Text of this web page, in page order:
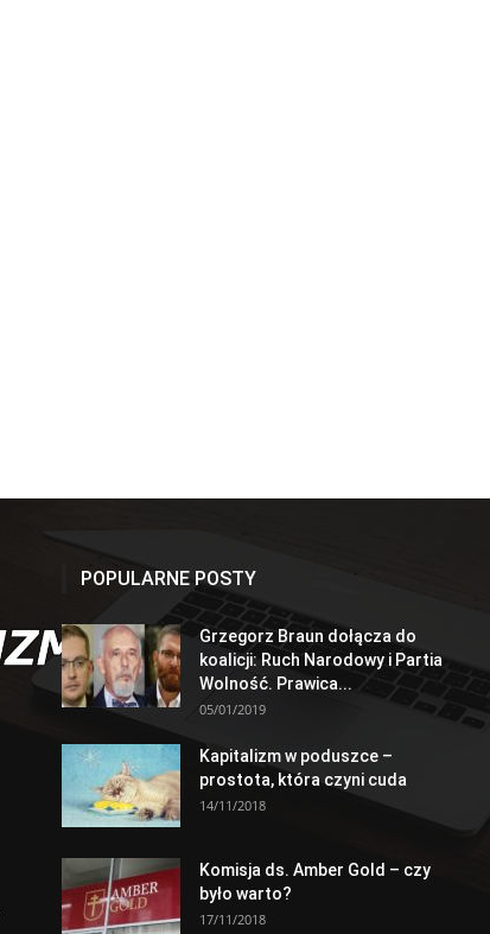
POPULARNE POSTY
Grzegorz Braun dołącza do
koalicji: Ruch Narodowy i Partia
Wolność. Prawica...
05/01/2019
Kapitalizm w poduszce –
prostota, która czyni cuda
14/11/2018
Komisja ds. Amber Gold – czy
było warto?
17/11/2018